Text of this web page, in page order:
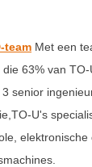
team Met een
63% van
senior
U's